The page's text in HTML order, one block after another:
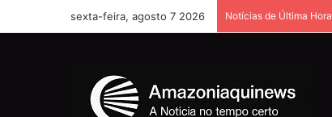
sexta-feira, agosto 7 2026 Notícias de Última Hora